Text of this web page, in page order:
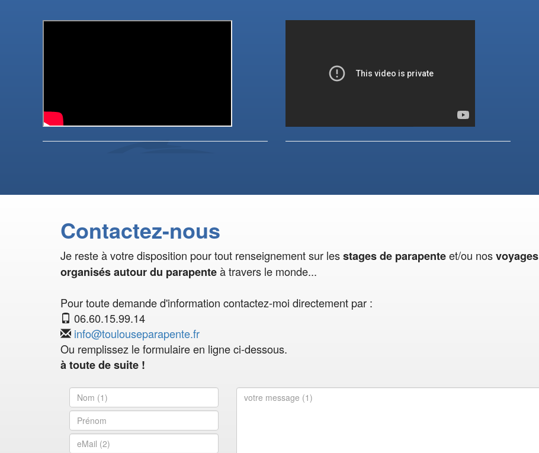
Contactez-nous
Je reste à votre disposition pour tout renseignement sur lesstages de parapenteet/ou nosvoyages
organisés autour du parapenteà travers le monde...
Pour toute demande d'information contactez-moi directement par :
06.60.15.99.14
info@toulouseparapente.fr
Ou remplissez le formulaire en ligne ci-dessous.
à toute de suite !